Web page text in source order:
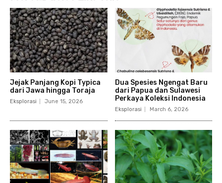
Jejak Panjang Kopi Typica
dari Jawa hingga Toraja
Eksplorasi June 15, 2026
Dua Spesies Ngengat Baru
dari Papua dan Sulawesi
Perkaya Koleksi Indonesia
Eksplorasi March 6, 2026